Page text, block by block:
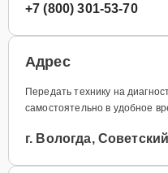
+7 (800) 301-53-70
Адрес
Передать технику на
самостоятельно в удобное
г. Вологда,